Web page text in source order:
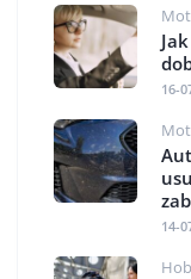
16-
14-